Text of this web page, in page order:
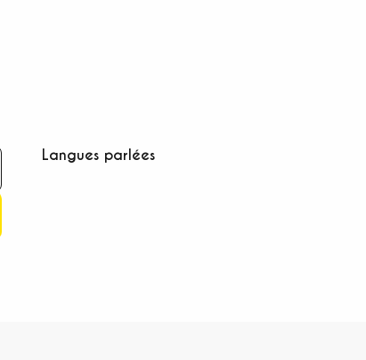
Langues parlées
Langues parlées